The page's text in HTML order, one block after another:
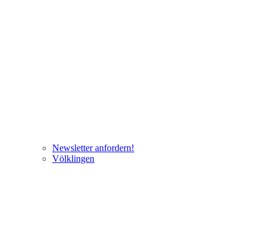
Newsletter anfordern!
Völklingen